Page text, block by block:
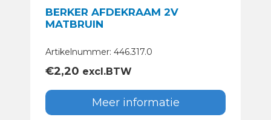
BERKER AFDEKRAAM 2V
MATBRUIN
Artikelnummer: 446.317.0
€2,20 excl.BTW
Meer informatie